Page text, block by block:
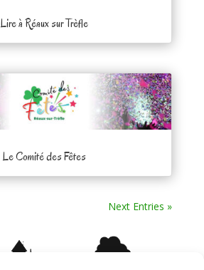
Lire à Réaux sur Trèfle
Le Comité des Fêtes
Next Entries »